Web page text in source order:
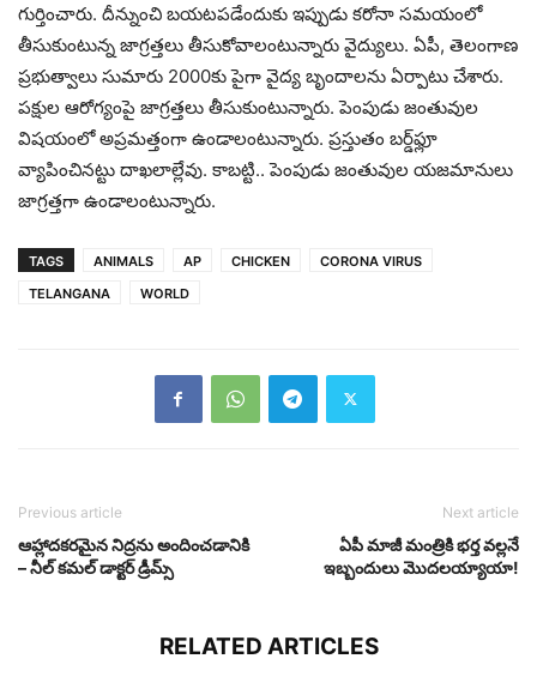
గుర్తించారు. దీన్నుంచి బ‌య‌ట‌ప‌డేందుకు ఇప్పుడు క‌రోనా స‌మ‌యంలో
తీసుకుంటున్న జాగ్ర‌త్త‌లు తీసుకోవాలంటున్నారు వైద్యులు. ఏపీ, తెలంగాణ
ప్ర‌భుత్వాలు సుమారు 2000కు పైగా వైద్య ‌బృందాల‌ను ఏర్పాటు చేశారు.
ప‌క్షుల ఆరోగ్యంపై జాగ్ర‌త్తలు తీసుకుంటున్నారు. పెంపుడు జంతువుల
విష‌యంలో అప్ర‌మ‌త్తంగా ఉండాలంటున్నారు. ప్ర‌స్తుతం బ‌ర్డ్‌ఫ్లూ
వ్యాపించిన‌ట్టు దాఖ‌లాల్లేవు. కాబ‌ట్టి.. పెంపుడు జంతువుల య‌జ‌మానులు
జాగ్ర‌త్త‌గా ఉండాలంటున్నారు.
TAGS ANIMALS AP CHICKEN
CORONA VIRUS
TELANGANA
WORLD
Previous article
ఆహ్లాదకరమైన నిద్రను అందించడానికి
– నీల్ కమల్ డాక్టర్ డ్రీమ్స్
Next article
ఏపీ మాజీ మంత్రికి భ‌ర్త వ‌ల్ల‌నే
ఇబ్బందులు మొద‌ల‌య్యాయా!
RELATED ARTICLES